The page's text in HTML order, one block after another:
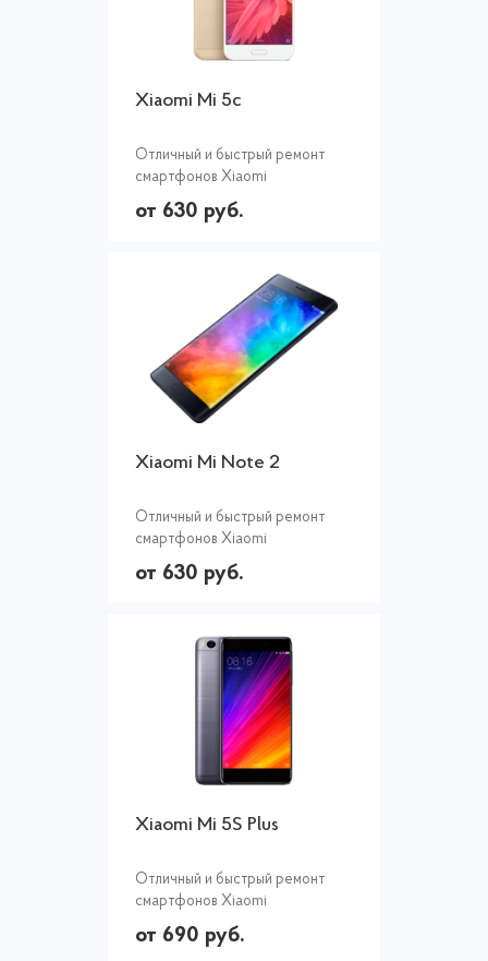
Xiaomi Mi 5c
Отличный и быстрый ремонт
смартфонов Xiaomi
от 630 руб.
Xiaomi Mi Note 2
Отличный и быстрый ремонт
смартфонов Xiaomi
от 630 руб.
Xiaomi Mi 5S Plus
Отличный и быстрый ремонт
смартфонов Xiaomi
от 690 руб.